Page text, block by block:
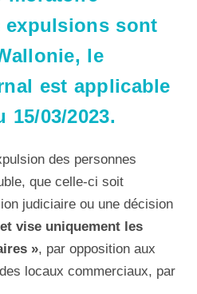
expulsions sont
le
est applicable
15/03/2023.
des personnes
que celle-ci soit
judiciaire ou une décision
vise uniquement les
», par opposition aux
locaux commerciaux, par